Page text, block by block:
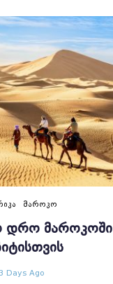
ᲛᲐᲠᲝᲙᲝ
ᲓᲠᲝ ᲛᲐᲠᲝᲙᲝᲨᲘ
3 Days Ago